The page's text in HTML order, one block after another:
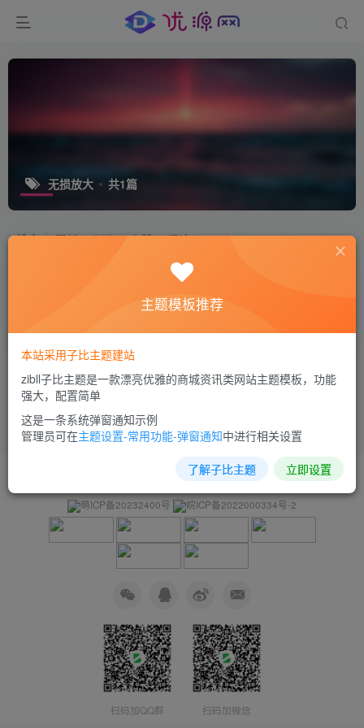
无损放大 共1篇
排序 更新 浏览 点赞 评论
图片放大画质增强工具 SuperImage
免费资源 图像处理
2年前 258
关于我们
萌ICP备20232400号 皖ICP备2022000334号-2
扫码加QQ群 扫码加微信
主题模板推荐
本站采用子比主题建站
zibll子比主题是一款漂亮优雅的商城资讯类网站主题模板，功能
强大，配置简单
这是一条系统弹窗通知示例
管理员可在主题设置-常用功能-弹窗通知中进行相关设置
了解子比主题 立即设置